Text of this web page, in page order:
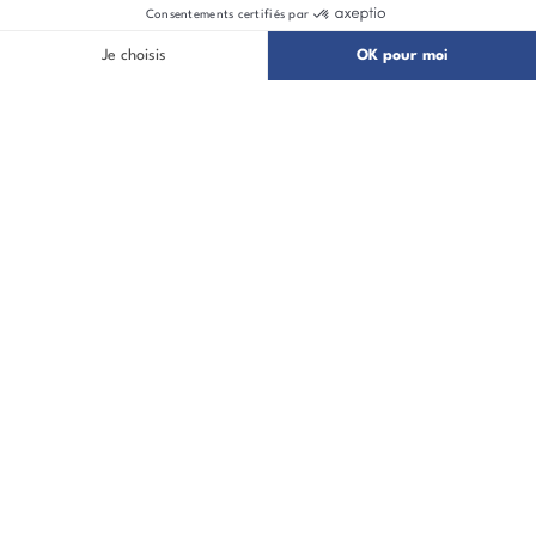
Accès rapide
Blog